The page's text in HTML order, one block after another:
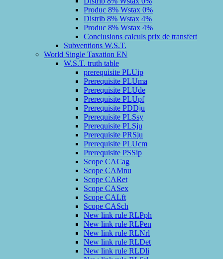
Produc 8% Wstax 0%
Distrib 8% Wstax 4%
Produc 8% Wstax 4%
Conclusions calculs prix de transfert
Subventions W.S.T.
World Single Taxation EN
W.S.T. truth table
prerequisite PLUip
Prerequisite PLUma
Prerequisite PLUde
Prerequisite PLUpf
Prerequisite PDDju
Prerequisite PLSsy
Prerequisite PLSju
Prerequisite PRSju
Prerequisite PLUcm
Prerequisite PSSip
Scope CACag
Scope CAMnu
Scope CARet
Scope CASex
Scope CALft
Scope CASch
New link rule RLPph
New link rule RLPen
New link rule RLNrl
New link rule RLDet
New link rule RLDli